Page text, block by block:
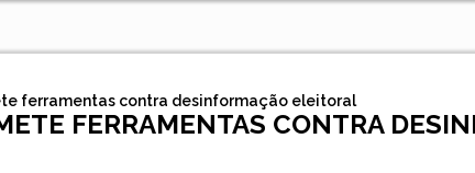
ferramentas contra desinformação eleitoral
FERRAMENTAS CONTRA